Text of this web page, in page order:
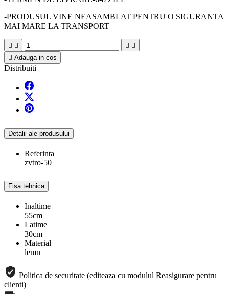
-PRODUSUL VINE NEASAMBLAT PENTRU O SIGURANTA
MAI MARE LA TRANSPORT
   
 Adauga in cos
Distribuiti
Detalii ale produsului
Referinta
zvtro-50
Fisa tehnica
Inaltime
55cm
Latime
30cm
Material
lemn
Politica de securitate (editeaza cu modulul Reasigurare pentru
clienti)